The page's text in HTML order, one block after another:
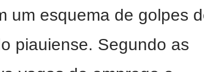
um esquema de golpes
piauiense. Segundo as